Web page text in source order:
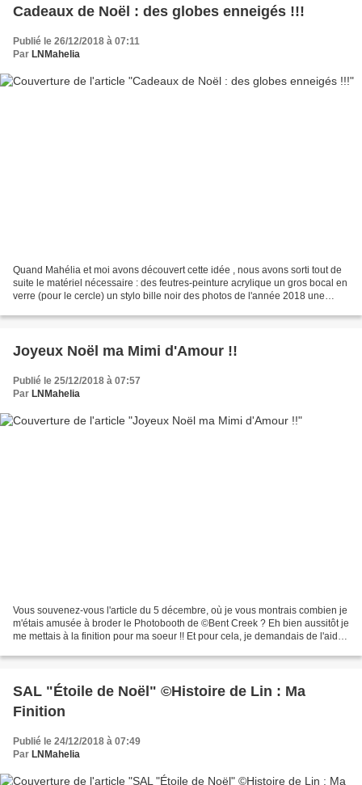
Cadeaux de Noël : des globes enneigés !!!
Publié le 26/12/2018 à 07:11
Par LNMahelia
Quand Mahélia et moi avons découvert cette idée , nous avons sorti tout de
suite le matériel nécessaire : des feutres-peinture acrylique un gros bocal en
verre (pour le cercle) un stylo bille noir des photos de l'année 2018 une
Joyeux Noël ma Mimi d'Amour !!
Publié le 25/12/2018 à 07:57
Par LNMahelia
Vous souvenez-vous l'article du 5 décembre, où je vous montrais combien je
m'étais amusée à broder le Photobooth de ©Bent Creek ? Eh bien aussitôt je
me mettais à la finition pour ma soeur !! Et pour cela, je demandais de l'aide
SAL "Étoile de Noël" ©Histoire de Lin : Ma
Finition
Publié le 24/12/2018 à 07:49
Par LNMahelia